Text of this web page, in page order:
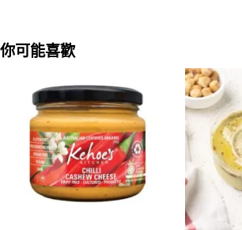
你可能喜歡